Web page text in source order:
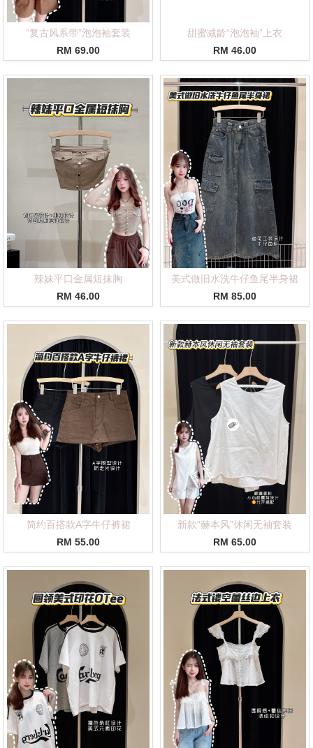
“复古风系带”泡泡袖套装
RM 69.00
甜蜜减龄“泡泡袖”上衣
RM 46.00
辣妹平口金属短抹胸
RM 46.00
美式做旧水洗牛仔鱼尾半身裙
RM 85.00
简约百搭款A字牛仔裤裙
RM 55.00
新款“赫本风”休闲无袖套装
RM 65.00